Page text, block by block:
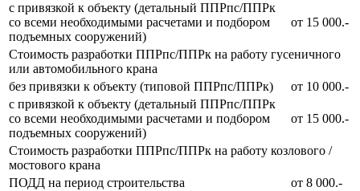
с привязкой к объекту (детальный ППРпс/ППРк
со всеми необходимыми расчетами и подбором
подъемных сооружений)
от 15 000.-
Стоимость разработки ППРпс/ППРк на работу гусеничного
или автомобильного крана
без привязки к объекту (типовой ППРпс/ППРк)
от 10 000.-
с привязкой к объекту (детальный ППРпс/ППРк
со всеми необходимыми расчетами и подбором
подъемных сооружений)
от 15 000.-
Стоимость разработки ППРпс/ППРк на работу козлового /
мостового крана
ПОДД на период строительства
от 8 000.-